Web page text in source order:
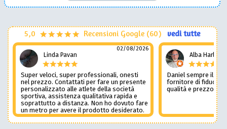
5,0 Recensioni Google (60) vedi tutte
Linda Pavan
02/08/2026
Super veloci, super professionali, onesti
nel prezzo. Contattati per fare un presente
personalizzato alle atlete della società
sportiva, assistenza qualitativa rapida e
soprattutto a distanza. Non ho dovuto fare
un metro per avere il prodotto desiderato.
Una assistenza del genere è rara e
preziosa. Credo li contatterò ancora in
Alba Harley
Daniel sempre il
fornitore di fiducia
qualità e prezzo